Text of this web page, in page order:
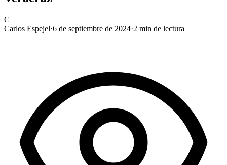
C
Carlos Espejel·6 de septiembre de 2024·2 min de lectura